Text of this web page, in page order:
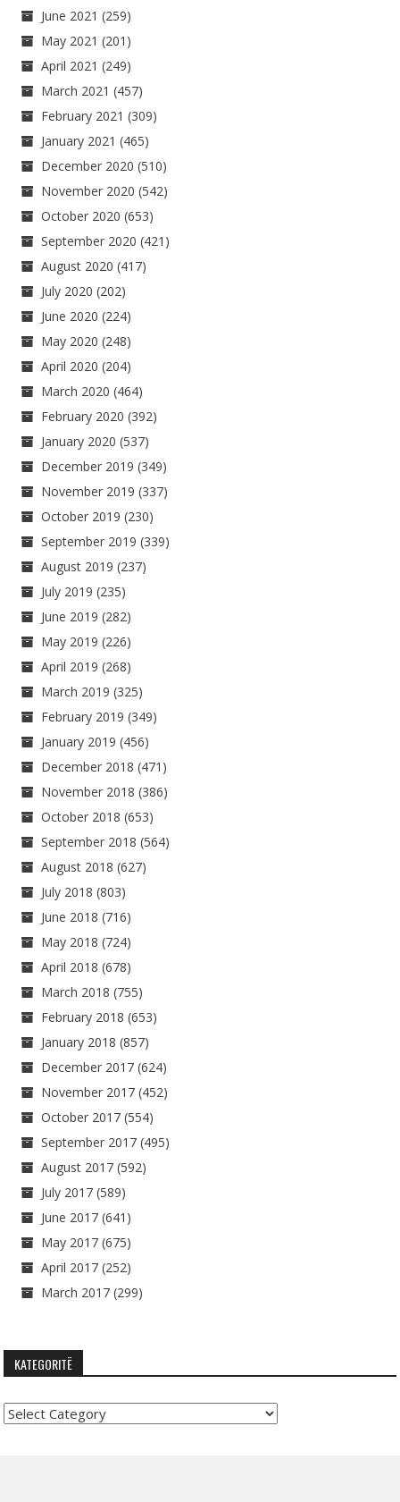
June 2021 (259)
May 2021 (201)
April 2021 (249)
March 2021 (457)
February 2021 (309)
January 2021 (465)
December 2020 (510)
November 2020 (542)
October 2020 (653)
September 2020 (421)
August 2020 (417)
July 2020 (202)
June 2020 (224)
May 2020 (248)
April 2020 (204)
March 2020 (464)
February 2020 (392)
January 2020 (537)
December 2019 (349)
November 2019 (337)
October 2019 (230)
September 2019 (339)
August 2019 (237)
July 2019 (235)
June 2019 (282)
May 2019 (226)
April 2019 (268)
March 2019 (325)
February 2019 (349)
January 2019 (456)
December 2018 (471)
November 2018 (386)
October 2018 (653)
September 2018 (564)
August 2018 (627)
July 2018 (803)
June 2018 (716)
May 2018 (724)
April 2018 (678)
March 2018 (755)
February 2018 (653)
January 2018 (857)
December 2017 (624)
November 2017 (452)
October 2017 (554)
September 2017 (495)
August 2017 (592)
July 2017 (589)
June 2017 (641)
May 2017 (675)
April 2017 (252)
March 2017 (299)
KATEGORITË
Kategoritë